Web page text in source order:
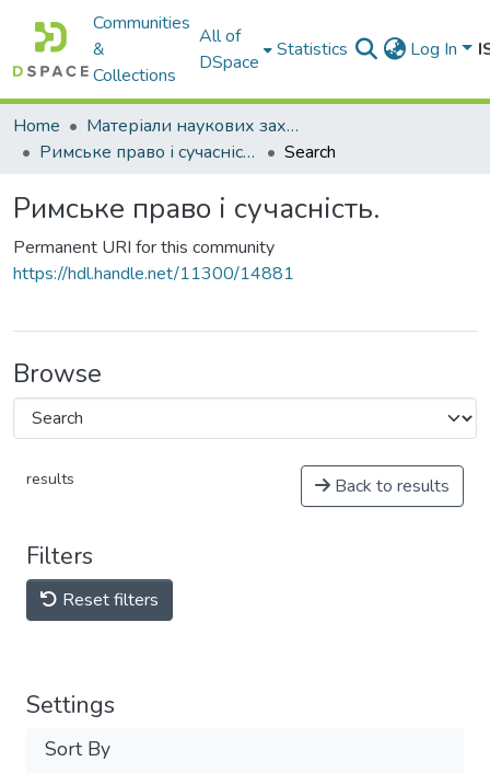
Communities
&
Collections
All of
DSpace
Statistics Log In
Home
Матеріали наукових заходів
Римське право і сучасність.
Search
Римське право і сучасність.
Permanent URI for this community
https://hdl.handle.net/11300/14881
Browse
results Back to results
Filters
Reset filters
Settings
Sort By